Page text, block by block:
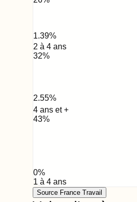
1.39%
2 à 4 ans
32%
2.55%
4 ans et +
43%
0%
1 à 4 ans
Source France Travail